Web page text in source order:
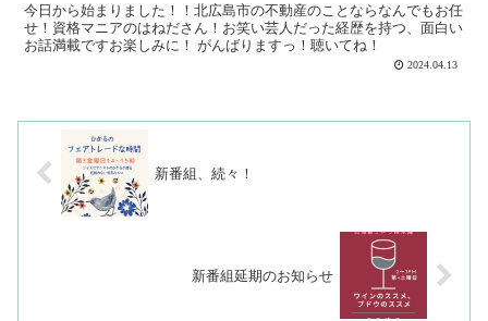
今日から始まりました！！北広島市の不動産のことならなんでもお任
せ！資格マニアのはねださん！お笑い芸人だった経歴を持つ、面白い
お話満載ですお楽しみに！ がんばりますっ！聴いてね！
2024.04.13
新番組、続々！
新番組延期のお知らせ